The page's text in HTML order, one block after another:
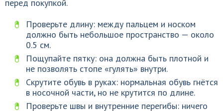
перед покупкой.
Проверьте длину: между пальцем и носком
должно быть небольшое пространство — около
0.5 см.
Пощупайте пятку: она должна быть плотной и
не позволять стопе «гулять» внутри.
Скрутите обувь в руках: нормальная обувь гнётся
в носочной части, но не крутится по длине.
Проверьте швы и внутренние перегибы: ничего